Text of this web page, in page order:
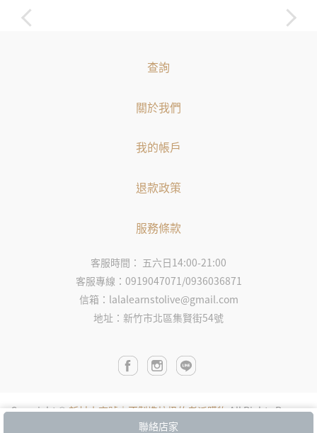
聯絡店家
查詢
關於我們
我的帳戶
退款政策
服務條款
客服時間： 五六日14:00-21:00
客服專線：0919047071/0936036871
信箱：lalalearnstolive@gmail.com
地址：新竹市北區集賢街54號
Copyright ©新村小商號｜不製造垃圾的老派購物All Rights Reserv
Designed byCYBERBIZ